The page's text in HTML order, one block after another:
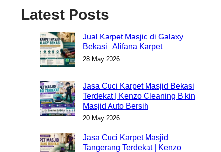
Latest Posts
Jual Karpet Masjid di Galaxy
Bekasi | Alifana Karpet
28 May 2026
Jasa Cuci Karpet Masjid Bekasi
Terdekat | Kenzo Cleaning Bikin
Masjid Auto Bersih
20 May 2026
Jasa Cuci Karpet Masjid
Tangerang Terdekat | Kenzo